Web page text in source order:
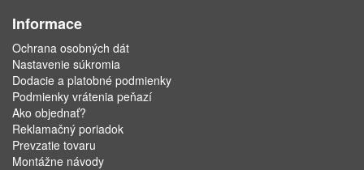
Informace
Ochrana osobných dát
Nastavenie súkromia
Dodacie a platobné podmienky
Podmienky vrátenia peňazí
Ako objednať?
Reklamačný poriadok
Prevzatie tovaru
Montážne návody